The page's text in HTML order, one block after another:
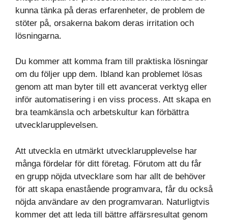
kunna tänka på deras erfarenheter, de problem de
stöter på, orsakerna bakom deras irritation och
lösningarna.
Du kommer att komma fram till praktiska lösningar
om du följer upp dem. Ibland kan problemet lösas
genom att man byter till ett avancerat verktyg eller
inför automatisering i en viss process. Att skapa en
bra teamkänsla och arbetskultur kan förbättra
utvecklarupplevelsen.
Att utveckla en utmärkt utvecklarupplevelse har
många fördelar för ditt företag. Förutom att du får
en grupp nöjda utvecklare som har allt de behöver
för att skapa enastående programvara, får du också
nöjda användare av den programvaran. Naturligtvis
kommer det att leda till bättre affärsresultat genom